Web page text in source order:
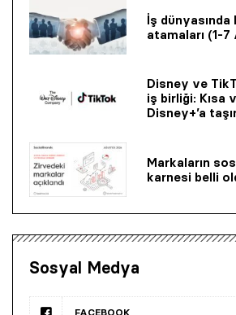
İş dünyasında
atamaları (1-
Disney ve
iş birliği: Kısa
Disney+’a
Markaların
karnesi belli
Sosyal Medya
FACEBOOK